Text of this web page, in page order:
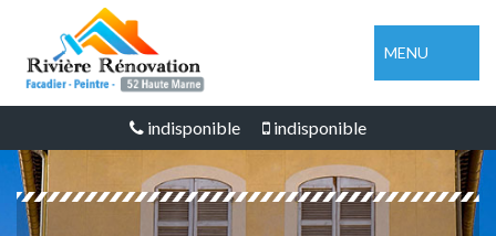
MENU
indisponible indisponible